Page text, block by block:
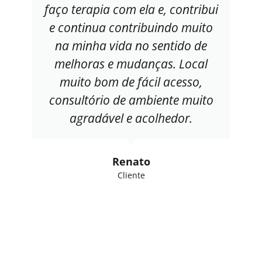
faço terapia com ela e, contribui
e continua contribuindo muito
na minha vida no sentido de
melhoras e mudanças. Local
muito bom de fácil acesso,
consultório de ambiente muito
agradável e acolhedor.
Renato
Cliente